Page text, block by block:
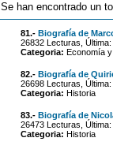
Se han encontrado un
81.- Biografía de
26832 Lecturas,
Categoria: Economía
82.- Biografía de
26698 Lecturas,
Categoria: Historia
83.- Biografía de
26473 Lecturas,
Categoria: Historia